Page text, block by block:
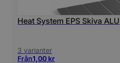
Heat System EPS Skiva ALU
3 varianter
Från1,00 kr